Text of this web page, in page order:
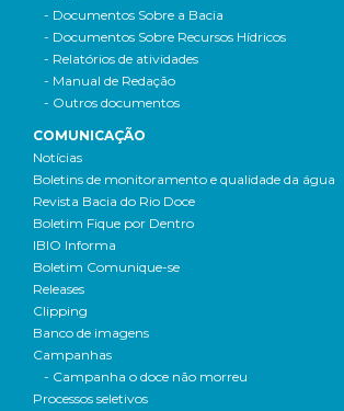
- Documentos Sobre a Bacia
- Documentos Sobre Recursos Hídricos
- Relatórios de atividades
- Manual de Redação
- Outros documentos
COMUNICAÇÃO
Notícias
Boletins de monitoramento e qualidade da água
Revista Bacia do Rio Doce
Boletim Fique por Dentro
IBIO Informa
Boletim Comunique-se
Releases
Clipping
Banco de imagens
Campanhas
- Campanha o doce não morreu
Processos seletivos